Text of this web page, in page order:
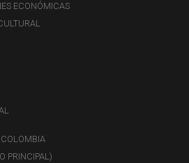
por los establecimientos
(fiduciarios, otros
ECONÓMICAS
PRINCIPAL)